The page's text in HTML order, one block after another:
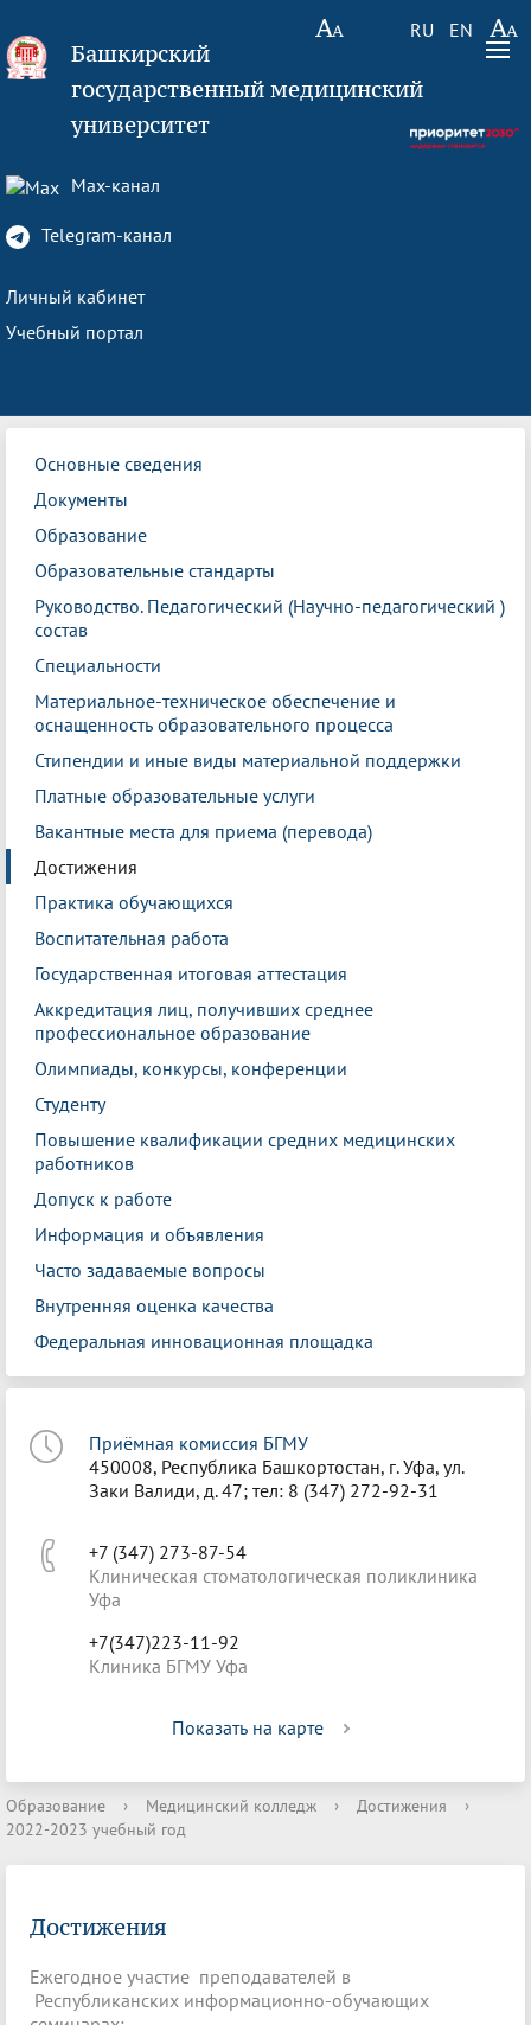
RU EN
Башкирский
государственный медицинский
университет
Max-канал
Telegram-канал
Личный кабинет
Учебный портал
Основные сведения
Документы
Образование
Образовательные стандарты
Руководство. Педагогический (Научно-педагогический )
состав
Специальности
Материальное-техническое обеспечение и
оснащенность образовательного процесса
Стипендии и иные виды материальной поддержки
Платные образовательные услуги
Вакантные места для приема (перевода)
Достижения
Практика обучающихся
Воспитательная работа
Государственная итоговая аттестация
Аккредитация лиц, получивших среднее
профессиональное образование
Олимпиады, конкурсы, конференции
Студенту
Повышение квалификации средних медицинских
работников
Допуск к работе
Информация и объявления
Часто задаваемые вопросы
Внутренняя оценка качества
Федеральная инновационная площадка
Приёмная комиссия БГМУ
450008, Республика Башкортостан, г. Уфа, ул.
Заки Валиди, д. 47; тел: 8 (347) 272-92-31
+7 (347) 273-87-54
Клиническая стоматологическая поликлиника
Уфа
+7(347)223-11-92
Клиника БГМУ Уфа
Показать на карте
Образование › Медицинский колледж › Достижения
›
2022-2023 учебный год
Достижения
Ежегодное участие преподавателей в
Республиканских информационно-обучающих